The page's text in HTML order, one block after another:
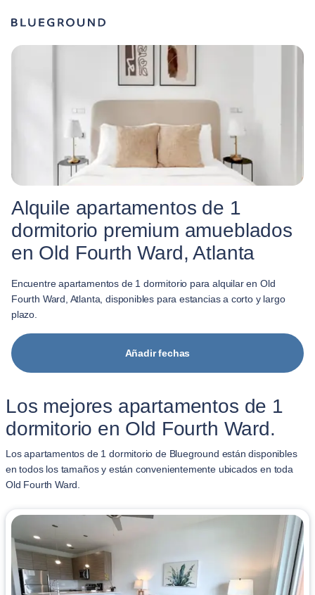
Alquile apartamentos de 1
dormitorio premium amueblados
en Old Fourth Ward, Atlanta
Encuentre apartamentos de 1 dormitorio para alquilar en Old
Fourth Ward, Atlanta, disponibles para estancias a corto y largo
plazo.
Añadir fechas
Los mejores apartamentos de 1
dormitorio en Old Fourth Ward.
Los apartamentos de 1 dormitorio de Blueground están disponibles
en todos los tamaños y están convenientemente ubicados en toda
Old Fourth Ward.